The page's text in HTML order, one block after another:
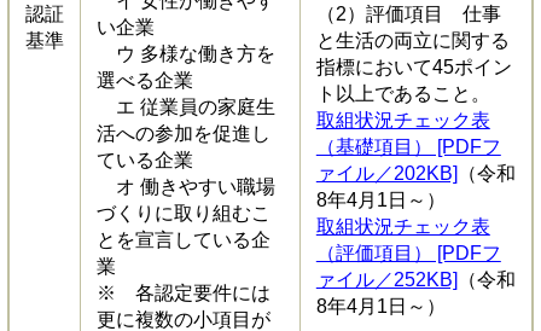
認証
基準
い企業
ウ 多様な働き方を
選べる企業
エ 従業員の家庭生
活への参加を促進し
ている企業
オ 働きやすい職場
づくりに取り組むこ
とを宣言している企
業
※ 各認定要件には
更に複数の小項目が
（2）評価項目 仕事
と生活の両立に関する
指標において45ポイン
ト以上であること。
取組状況チェック表
（基礎項目） [PDFフ
ァイル／202KB]
（令和
8年4月1日～）
取組状況チェック表
（評価項目） [PDFフ
ァイル／252KB]
（令和
8年4月1日～）